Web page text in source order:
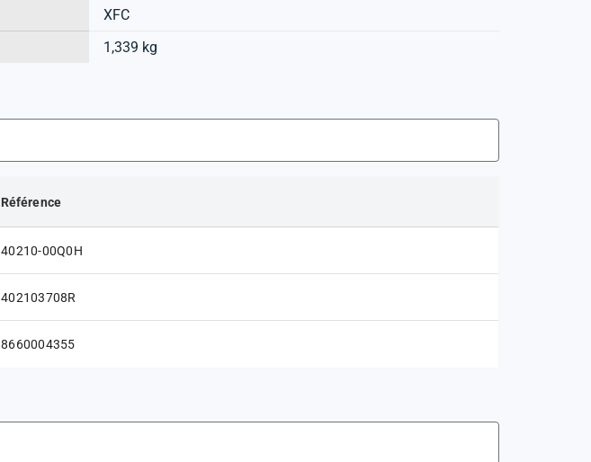
XFC
1,339 kg
Référence
40210-00Q0H
402103708R
8660004355